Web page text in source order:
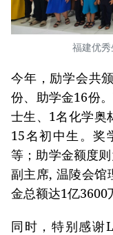
福建优秀
今年，励学会共
份、助学金16份
士生、1名化学奥
15名初中生。奖
等；助学金额度
副主席, 温陵会馆
金总额达1亿3600
同时，特别感谢